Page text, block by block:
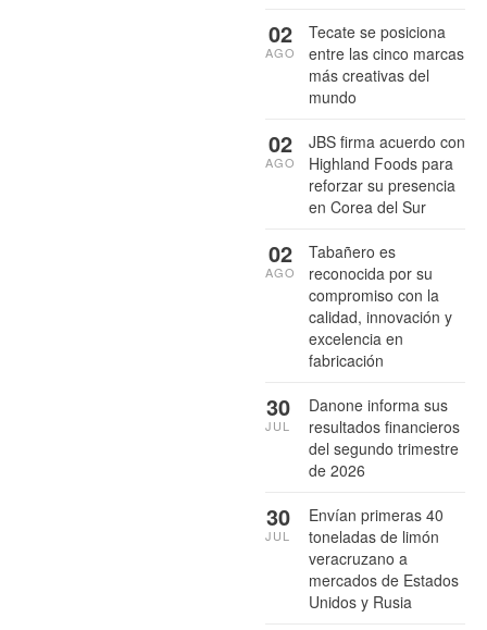
Tecate se posiciona
entre las cinco marcas
más creativas del
mundo
02
AGO
JBS firma acuerdo con
Highland Foods para
reforzar su presencia
en Corea del Sur
02
AGO
Tabañero es
reconocida por su
compromiso con la
calidad, innovación y
excelencia en
fabricación
02
AGO
Danone informa sus
resultados financieros
del segundo trimestre
de 2026
30
JUL
Envían primeras 40
toneladas de limón
veracruzano a
mercados de Estados
Unidos y Rusia
30
JUL